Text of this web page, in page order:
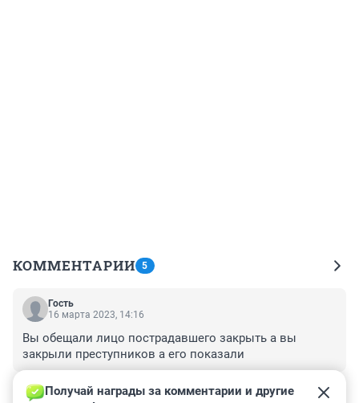
КОММЕНТАРИИ 5
Гость
16 марта 2023, 14:16
Вы обещали лицо пострадавшего закрыть а вы
закрыли преступников а его показали
–0
Получай награды за комментарии и другие